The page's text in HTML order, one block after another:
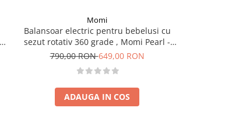
Momi
Balansoar electric pentru bebelusi cu
sezut rotativ 360 grade , Momi Pearl -
Beige
790,00 RON649,00 RON
ADAUGA IN COS